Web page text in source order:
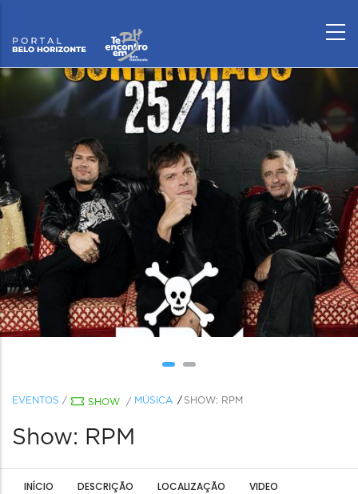
EVENTOS / SHOW / MÚSICA SHOW: RPM
Show: RPM
INÍCIO DESCRIÇÃO LOCALIZAÇÃO VIDEO